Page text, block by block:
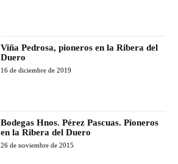
Viña Pedrosa, pioneros en la Ribera del
Duero
16 de diciembre de 2019
Bodegas Hnos. Pérez Pascuas. Pioneros
en la Ribera del Duero
26 de noviembre de 2015